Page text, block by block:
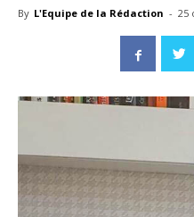
By L'Equipe de la Rédaction - 25